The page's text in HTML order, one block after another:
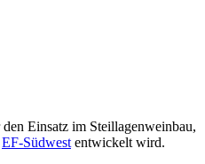
Einsatz im Steillagenweinbau,
EF-Südwest entwickelt wird.